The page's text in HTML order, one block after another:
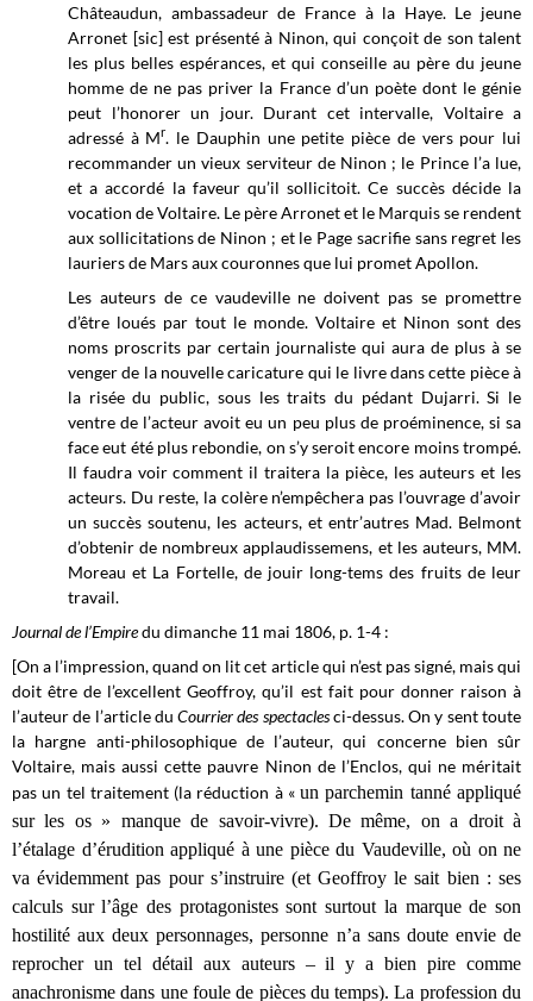
Châteaudun, ambassadeur de France à la Haye. Le jeune
Arronet [sic] est présenté à Ninon, qui conçoit de son talent
les plus belles espérances, et qui conseille au père du jeune
homme de ne pas priver la France d’un poète dont le génie
peut l’honorer un jour. Durant cet intervalle, Voltaire a
adressé à Mr. le Dauphin une petite pièce de vers pour lui
recommander un vieux serviteur de Ninon ; le Prince l’a lue,
et a accordé la faveur qu’il sollicitoit. Ce succès décide la
vocation de Voltaire. Le père Arronet et le Marquis se rendent
aux sollicitations de Ninon ; et le Page sacrifie sans regret les
lauriers de Mars aux couronnes que lui promet Apollon.
Les auteurs de ce vaudeville ne doivent pas se promettre
d’être loués par tout le monde. Voltaire et Ninon sont des
noms proscrits par certain journaliste qui aura de plus à se
venger de la nouvelle caricature qui le livre dans cette pièce à
la risée du public, sous les traits du pédant Dujarri. Si le
ventre de l’acteur avoit eu un peu plus de proéminence, si sa
face eut été plus rebondie, on s’y seroit encore moins trompé.
Il faudra voir comment il traitera la pièce, les auteurs et les
acteurs. Du reste, la colère n’empêchera pas l’ouvrage d’avoir
un succès soutenu, les acteurs, et entr’autres Mad. Belmont
d’obtenir de nombreux applaudissemens, et les auteurs, MM.
Moreau et La Fortelle, de jouir long-tems des fruits de leur
travail.
Journal de l’Empiredu dimanche 11 mai 1806, p. 1-4 :
[On a l’impression, quand on lit cet article qui n’est pas signé, mais qui
doit être de l’excellent Geoffroy, qu’il est fait pour donner raison à
l’auteur de l’article duCourrier des spectaclesci-dessus. On y sent toute
la hargne anti-philosophique de l’auteur, qui concerne bien sûr
Voltaire, mais aussi cette pauvre Ninon de l’Enclos, qui ne méritait
pas un tel traitement (la réduction à «un parchemin tanné appliqué
sur les os » manque de savoir-vivre). De même, on a droit à
l’étalage d’érudition appliqué à une pièce du Vaudeville, où on ne
va évidemment pas pour s’instruire (et Geoffroy le sait bien : ses
calculs sur l’âge des protagonistes sont surtout la marque de son
hostilité aux deux personnages, personne n’a sans doute envie de
reprocher un tel détail aux auteurs – il y a bien pire comme
anachronisme dans une foule de pièces du temps). La profession du